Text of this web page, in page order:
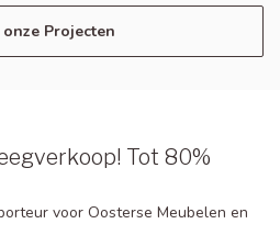
Projecten
Tot 80%
voor Oosterse Meubelen en